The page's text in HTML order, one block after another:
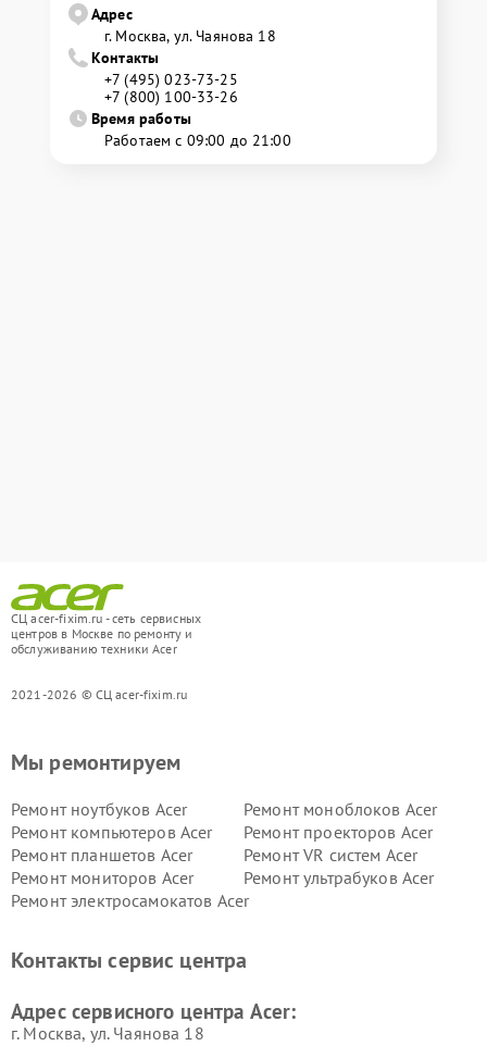
Адрес
г. Москва, ул. Чаянова 18
Контакты
+7 (495) 023-73-25
+7 (800) 100-33-26
Время работы
Работаем с 09:00 до 21:00
СЦ acer-fixim.ru - сеть сервисных
центров в Москве по ремонту и
обслуживанию техники Acer
2021-2026 © СЦ acer-fixim.ru
Мы ремонтируем
Ремонт ноутбуков Acer
Ремонт моноблоков Acer
Ремонт компьютеров Acer
Ремонт проекторов Acer
Ремонт планшетов Acer
Ремонт VR систем Acer
Ремонт мониторов Acer
Ремонт ультрабуков Acer
Ремонт электросамокатов Acer
Контакты сервис центра
Адрес сервисного центра Acer:
г. Москва, ул. Чаянова 18